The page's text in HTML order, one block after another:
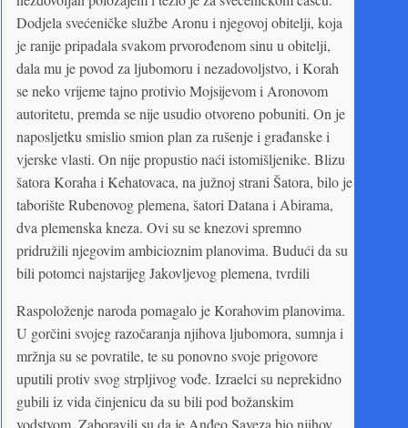
Dodjela svećeničke službe Aronu i njegovoj obitelji, koja
je ranije pripadala svakom prvorođenom sinu u obitelji,
dala mu je povod za ljubomoru i nezadovoljstvo, i Korah
se neko vrijeme tajno protivio Mojsijevom i Aronovom
autoritetu, premda se nije usudio otvoreno pobuniti. On je
naposljetku smislio smion plan za rušenje i građanske i
vjerske vlasti. On nije propustio naći istomišljenike. Blizu
šatora Koraha i Kehatovaca, na južnoj strani Šatora, bilo je
taborište Rubenovog plemena, šatori Datana i Abirama,
dva plemenska kneza. Ovi su se knezovi spremno
pridružili njegovim ambicioznim planovima. Budući da su
bili potomci najstarijeg Jakovljevog plemena, tvrdili
Raspoloženje naroda pomagalo je Korahovim planovima.
U gorčini svojeg razočaranja njihova ljubomora, sumnja i
mržnja su se povratile, te su ponovno svoje prigovore
uputili protiv svog strpljivog vođe. Izraelci su neprekidno
gubili iz vida činjenicu da su bili pod božanskim
vodstvom. Zaboravili su da je Anđeo Saveza bio njihov